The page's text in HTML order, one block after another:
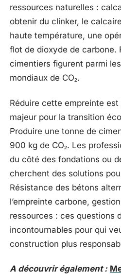
ressources naturelles :
obtenir du clinker, le
haute température, une
flot de dioxyde de carbone.
cimentiers figurent parmi
mondiaux de CO₂.
Réduire cette empreinte
majeur pour la transition
Produire une tonne de
900 kg de CO₂. Les
du côté des fondations ou
cherchent des solutions
Résistance des bétons
l’empreinte carbone,
ressources : ces questions
incontournables pour qui
construction plus
A découvrir également :